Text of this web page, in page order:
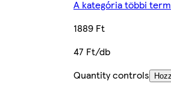
A kategória többi
1889 Ft
47 Ft/db
Quantity controls